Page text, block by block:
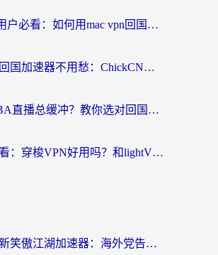
海外Mac用户必看：如何用mac vpn回国实现无缝刷国内剧玩国服？
海外党选回国加速器不用愁：ChickCN和SpeedCN好用吗？实测对比+避坑指南
海外看NBA直播总缓冲？教你选对回国加速器，无缝看球还能刷国内剧
海外党必看：穿梭VPN好用吗？和lightVPN对比哪个回国效果更好？附真实体验与选择指南
加拿大打新笑傲江湖加速器：海外党告别延迟卡顿的实用指南